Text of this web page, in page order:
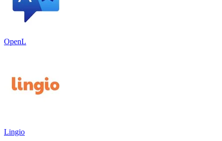
OpenL
Lingio